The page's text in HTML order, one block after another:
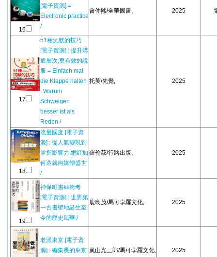
16
[電子資源] =
Electronic practice
/
曾仲熙/全華圖書, 2025
17
51種沉默的技巧
[電子資源] : 提升溝
通層次,更有效的說
服 = Einfach mal
die Klappe halten
: Warum
Schweigen
besser ist als
Reden /
托芙/先覺, 2025
18
流量國度 [電子資
源] : 從人氣變現到
掌握影響力,網紅如
何造就自媒體盛世
/
羅倫茲/行路出版, 2025
19
神保町書肆街考
[電子資源] : 世界第
一古書聖地誕生至
今的歷史風華 /
鹿島茂/馬可孛羅文化, 2025
老派東京 [電子資
源] : 編集長的東京 嵐山光三郎/馬可孛羅文化, 2025